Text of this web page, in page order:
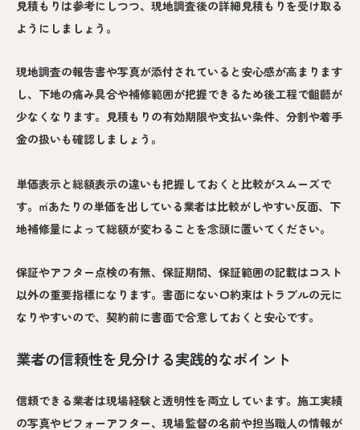
見積もりは参考にしつつ、現地調査後の詳細見積もりを受け取る
ようにしましょう。
現地調査の報告書や写真が添付されていると安心感が高まります
し、下地の痛み具合や補修範囲が把握できるため後工程で齟齬が
少なくなります。見積もりの有効期限や支払い条件、分割や着手
金の扱いも確認しましょう。
単価表示と総額表示の違いも把握しておくと比較がスムーズで
す。㎡あたりの単価を出している業者は比較がしやすい反面、下
地補修量によって総額が変わることを念頭に置いてください。
保証やアフター点検の有無、保証期間、保証範囲の記載はコスト
以外の重要指標になります。書面にない口約束はトラブルの元に
なりやすいので、契約前に書面で合意しておくと安心です。
業者の信頼性を見分ける実践的なポイント
信頼できる業者は現場経験と透明性を両立しています。施工実績
の写真やビフォーアフター、現場監督の名前や担当職人の情報が